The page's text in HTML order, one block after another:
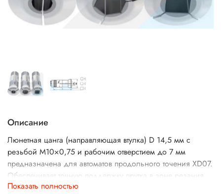
Описание
Люнетная цанга (направляющая втулка) D 14,5 мм с
резьбой M10×0,75 и рабочим отверстием до 7 мм
предназначена для автоматов продольного точения XD07.
Обеспечивает точную поддержку прутка в зоне резания,
снижает вибрации и помогает удерживать стабильные
Показать полностью